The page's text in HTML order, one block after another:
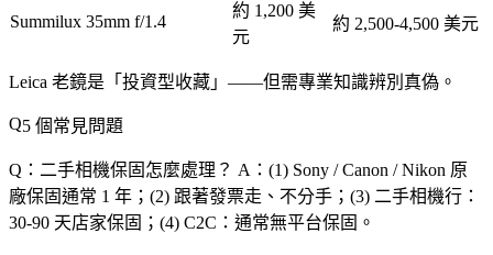
Summilux 35mm f/1.4
約 1,200 美
元
約 2,500-4,500 美元
Leica 老鏡是「投資型收藏」 ——但需專業知識辨別真偽。
5 個常見問題
Q：二手相機保固怎麼處理？ A：(1) Sony / Canon / Nikon 原
廠保固通常 1 年；(2) 跟著發票走、不分手；(3) 二手相機行：
30-90 天店家保固；(4) C2C：通常無平台保固。